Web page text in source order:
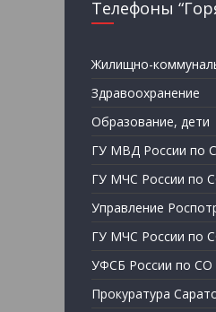
Телефоны
Жилищно-
Здравоохранение
Образование, дети
ГУ МВД России по
ГУ МЧС России по
Управление
ГУ МЧС России по
УФСБ России по СО
Прокуратура